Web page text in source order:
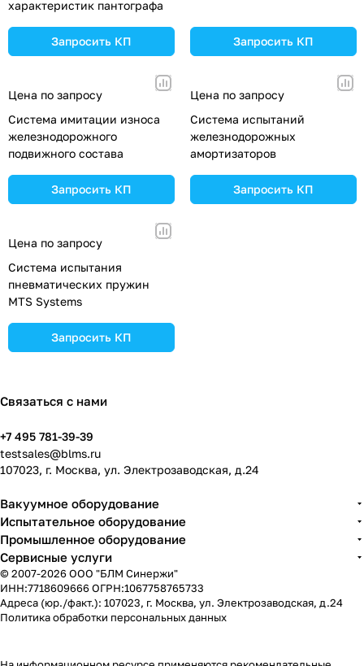
характеристик пантографа
Запросить КП Запросить КП
Цена по запросу
Система имитации износа
железнодорожного
подвижного состава
Запросить КП
Цена по запросу
Система испытаний
железнодорожных
амортизаторов
Запросить КП
Цена по запросу
Система испытания
пневматических пружин
MTS Systems
Запросить КП
Связаться с нами
+7 495 781-39-39
testsales@blms.ru
107023, г. Москва, ул. Электрозаводская, д.24
Вакуумное оборудование
Испытательное оборудование
Промышленное оборудование
Сервисные услуги
© 2007-2026 ООО "БЛМ Синержи"
ИНН:7718609666 ОГРН:1067758765733
Адреса (юр./факт.): 107023, г. Москва, ул. Электрозаводская, д.24
Политика обработки персональных данных